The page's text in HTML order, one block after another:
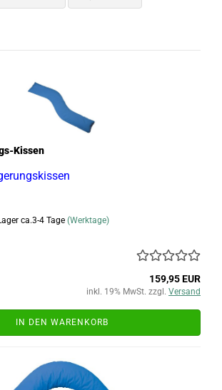
Kissen
ca.3-4 Tage (Werktage)
159,95 EUR
inkl. 19% MwSt. zzgl. Versand
IN DEN WARENKORB